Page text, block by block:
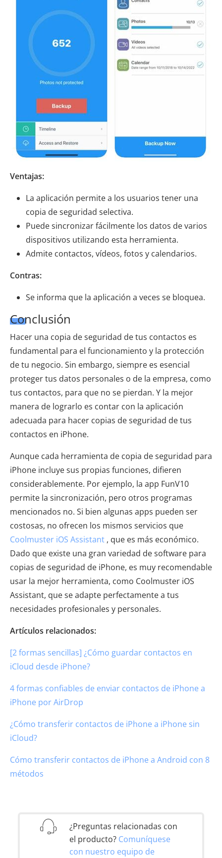
Ventajas:
La aplicación permite a los usuarios tener una
copia de seguridad selectiva.
Puede sincronizar fácilmente los datos de varios
dispositivos utilizando esta herramienta.
Admite contactos, vídeos, fotos y calendarios.
Contras:
Se informa que la aplicación a veces se bloquea.
Conclusión
Hacer una copia de seguridad de tus contactos es
fundamental para el funcionamiento y la protección
de tu negocio. Sin embargo, siempre es esencial
proteger tus datos personales o de la empresa, como
tus contactos, para que no se pierdan. Y la mejor
manera de lograrlo es contar con la aplicación
adecuada para hacer copias de seguridad de tus
contactos en iPhone.
Aunque cada herramienta de copia de seguridad para
iPhone incluye sus propias funciones, difieren
considerablemente. Por ejemplo, la app FunV10
permite la sincronización, pero otros programas
mencionados no. Si bien algunas apps pueden ser
costosas, no ofrecen los mismos servicios que
Coolmuster iOS Assistant , que es más económico.
Dado que existe una gran variedad de software para
copias de seguridad de iPhone, es muy recomendable
usar la mejor herramienta, como Coolmuster iOS
Assistant, que se adapte perfectamente a tus
necesidades profesionales y personales.
Artículos relacionados:
[2 formas sencillas] ¿Cómo guardar contactos en
iCloud desde iPhone?
4 formas confiables de enviar contactos de iPhone a
iPhone por AirDrop
¿Cómo transferir contactos de iPhone a iPhone sin
iCloud?
Cómo transferir contactos de iPhone a Android con 8
métodos
¿Preguntas relacionadas con
el producto? Comuníquese
con nuestro equipo de